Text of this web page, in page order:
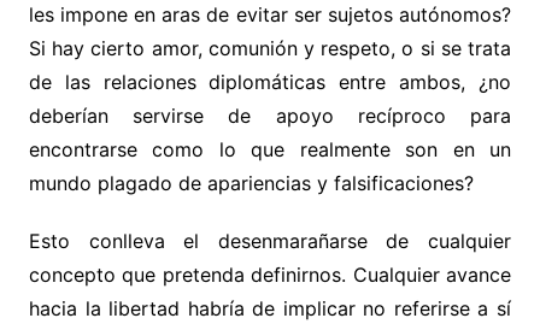
les impone en aras de evitar ser sujetos autónomos?
Si hay cierto amor, comunión y respeto, o si se trata
de las relaciones diplomáticas entre ambos, ¿no
deberían servirse de apoyo recíproco para
encontrarse como lo que realmente son en un
mundo plagado de apariencias y falsificaciones?
Esto conlleva el desenmarañarse de cualquier
concepto que pretenda definirnos. Cualquier avance
hacia la libertad habría de implicar no referirse a sí